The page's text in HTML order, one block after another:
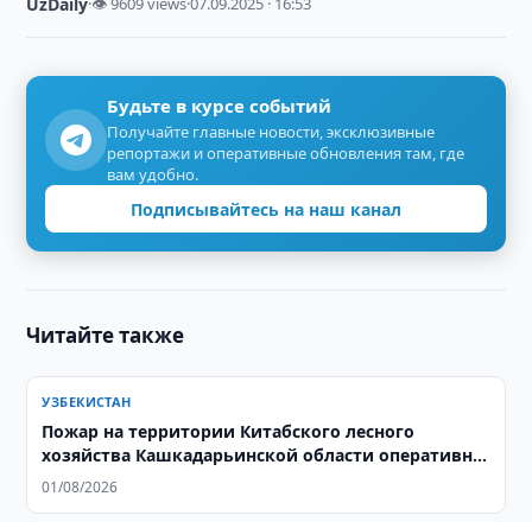
Будьте в курсе событий
Получайте главные новости, эксклюзивные
репортажи и оперативные обновления там, где
вам удобно.
Подписывайтесь на наш канал
Читайте также
УЗБЕКИСТАН
Пожар на территории Китабского лесного
хозяйства Кашкадарьинской области оперативно
ликвидирован
01/08/2026